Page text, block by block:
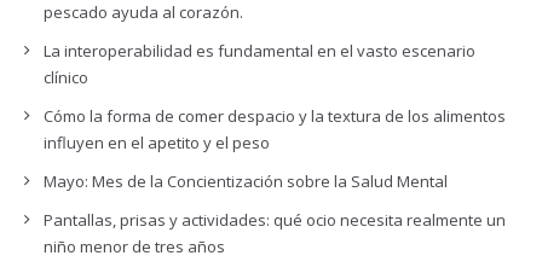
pescado ayuda al corazón.
La interoperabilidad es fundamental en el vasto escenario
clínico
Cómo la forma de comer despacio y la textura de los alimentos
influyen en el apetito y el peso
Mayo: Mes de la Concientización sobre la Salud Mental
Pantallas, prisas y actividades: qué ocio necesita realmente un
niño menor de tres años